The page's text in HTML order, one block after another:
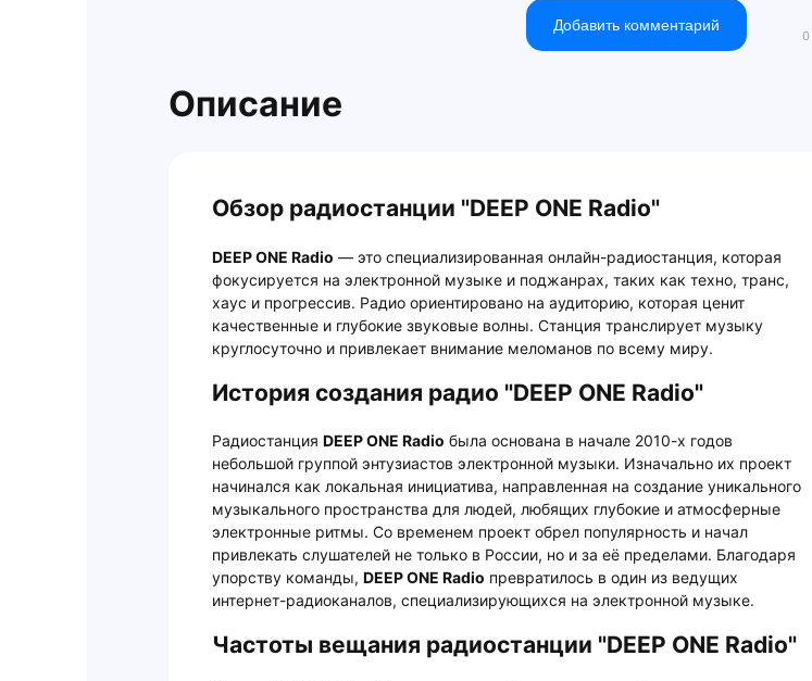
Добавить комментарий
Описание
Обзор радиостанции "DEEP ONE Radio"
DEEP ONE Radio — это специализированная онлайн-радиостанция, которая
фокусируется на электронной музыке и поджанрах, таких как техно, транс,
хаус и прогрессив. Радио ориентировано на аудиторию, которая ценит
качественные и глубокие звуковые волны. Станция транслирует музыку
круглосуточно и привлекает внимание меломанов по всему миру.
История создания радио "DEEP ONE Radio"
Радиостанция DEEP ONE Radio была основана в начале 2010-х годов
небольшой группой энтузиастов электронной музыки. Изначально их проект
начинался как локальная инициатива, направленная на создание уникального
музыкального пространства для людей, любящих глубокие и атмосферные
электронные ритмы. Со временем проект обрел популярность и начал
привлекать слушателей не только в России, но и за её пределами. Благодаря
упорству команды, DEEP ONE Radio превратилось в один из ведущих
интернет-радиоканалов, специализирующихся на электронной музыке.
Частоты вещания радиостанции "DEEP ONE Radio"